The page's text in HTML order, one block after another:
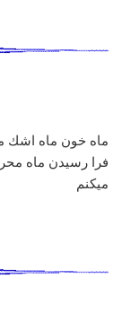
ماه خون ماه اشك
فرا رسيدن ماه
ميكنم